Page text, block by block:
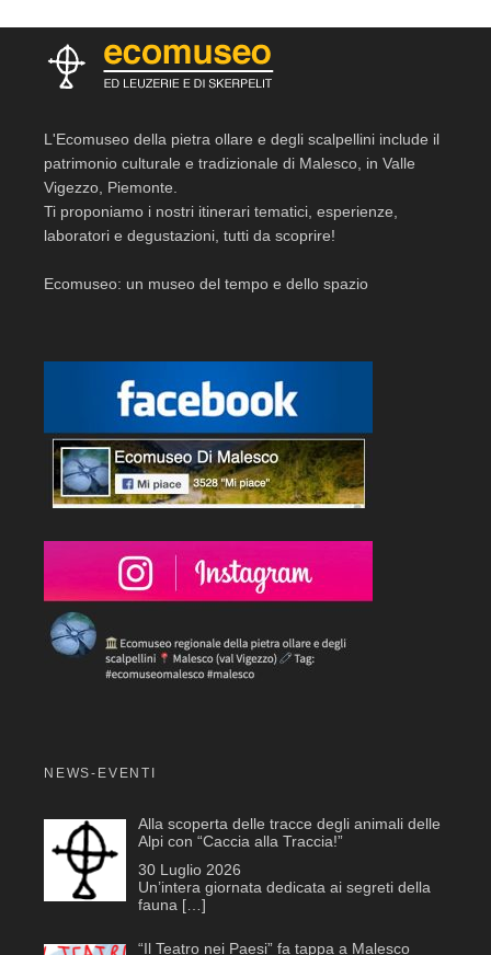
L'Ecomuseo della pietra ollare e degli scalpellini include il
patrimonio culturale e tradizionale di Malesco, in Valle
Vigezzo, Piemonte.
Ti proponiamo i nostri itinerari tematici, esperienze,
laboratori e degustazioni, tutti da scoprire!
Ecomuseo: un museo del tempo e dello spazio
NEWS-EVENTI
Alla scoperta delle tracce degli animali delle
Alpi con “Caccia alla Traccia!”
30 Luglio 2026
Un’intera giornata dedicata ai segreti della
fauna […]
“Il Teatro nei Paesi” fa tappa a Malesco